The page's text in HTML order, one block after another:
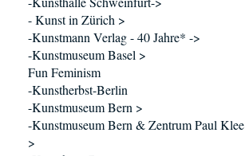
- Kunst in Zürich >
-Kunstmann Verlag - 40 Jahre* ->
-Kunstmuseum Basel >
Fun Feminism
-Kunstherbst-Berlin
-Kunstmuseum Bern >
-Kunstmuseum Bern & Zentrum Paul Klee
>